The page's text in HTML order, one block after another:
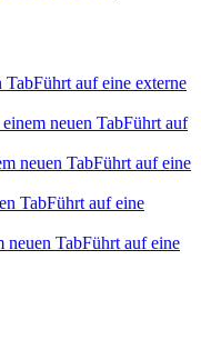
TabFührt auf eine externe
neuen TabFührt auf
neuen TabFührt auf eine
TabFührt auf eine
neuen TabFührt auf eine